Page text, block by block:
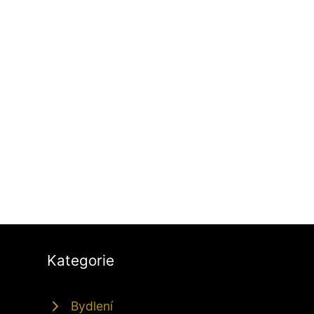
Kategorie
Bydlení